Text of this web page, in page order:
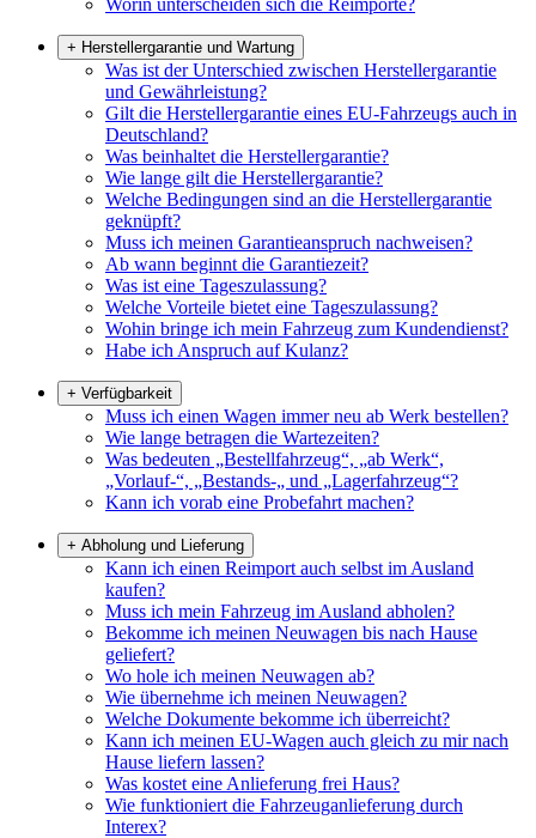
+ Herstellergarantie und Wartung
Was ist der Unterschied zwischen Herstellergarantie
und Gewährleistung?
Gilt die Herstellergarantie eines EU-Fahrzeugs auch in
Deutschland?
Was beinhaltet die Herstellergarantie?
Wie lange gilt die Herstellergarantie?
Welche Bedingungen sind an die Herstellergarantie
geknüpft?
Muss ich meinen Garantieanspruch nachweisen?
Ab wann beginnt die Garantiezeit?
Was ist eine Tageszulassung?
Welche Vorteile bietet eine Tageszulassung?
Wohin bringe ich mein Fahrzeug zum Kundendienst?
Habe ich Anspruch auf Kulanz?
+ Verfügbarkeit
Muss ich einen Wagen immer neu ab Werk bestellen?
Wie lange betragen die Wartezeiten?
Was bedeuten „Bestellfahrzeug“, „ab Werk“,
„Vorlauf-“, „Bestands-„ und „Lagerfahrzeug“?
Kann ich vorab eine Probefahrt machen?
+ Abholung und Lieferung
Kann ich einen Reimport auch selbst im Ausland
kaufen?
Muss ich mein Fahrzeug im Ausland abholen?
Bekomme ich meinen Neuwagen bis nach Hause
geliefert?
Wo hole ich meinen Neuwagen ab?
Wie übernehme ich meinen Neuwagen?
Welche Dokumente bekomme ich überreicht?
Kann ich meinen EU-Wagen auch gleich zu mir nach
Hause liefern lassen?
Was kostet eine Anlieferung frei Haus?
Wie funktioniert die Fahrzeuganlieferung durch
Interex?